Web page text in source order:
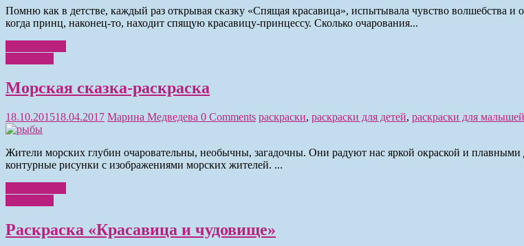
Помню как в детстве, каждый раз открывая сказку «Спящая красавица», испытывала чувство волшебства и
когда принц, наконец-то, находит спящую красавицу-принцессу. Сколько очарования...
Морская сказка-раскраска
18.10.201518.04.2017 Марина Медведева 0 Comments раскраски, раскраски для детей, раскраски для малышей
Жители морских глубин очаровательны, необычны, загадочны. Они радуют нас яркой окраской и
контурные рисунки с изображениями морских жителей. ...
Раскраска «Красавица и чудовище»